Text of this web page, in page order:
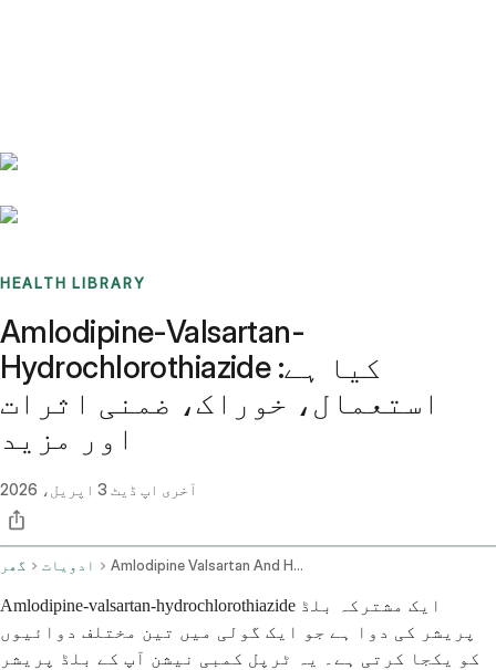
HEALTH LIBRARY
Amlodipine-Valsartan-
Hydrochlorothiazide کیا ہے:
استعمال، خوراک، ضمنی اثرات
اور مزید
آخری اپ ڈیٹ 3 اپریل، 2026
گھر ادویات Amlodipine Valsartan And Hydrochlorothiazide Oral Route
Amlodipine-valsartan-hydrochlorothiazide ایک مشترکہ بلڈ
پریشر کی دوا ہے جو ایک گولی میں تین مختلف دوائیوں
کو یکجا کرتی ہے۔ یہ ٹرپل کمبی نیشن آپ کے بلڈ پریشر